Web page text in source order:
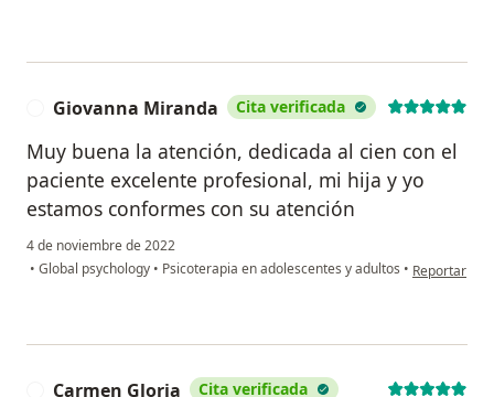
Giovanna Miranda Cita verificada
Muy buena la atención, dedicada al cien con el
paciente excelente profesional, mi hija y yo
estamos conformes con su atención
4 de noviembre de 2022
• Global psychology • Psicoterapia en adolescentes y adultos • en opinión
Reportar
Carmen Gloria Cita verificada